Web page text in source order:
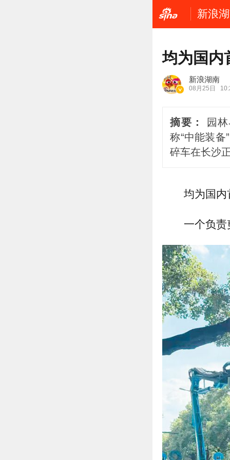
新浪
均为国内
新浪湖南
08月25日
摘要：
园
称“中能装
碎车在长沙
均为国内
一个负责